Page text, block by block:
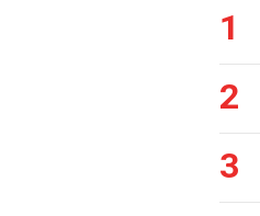
1
2
3